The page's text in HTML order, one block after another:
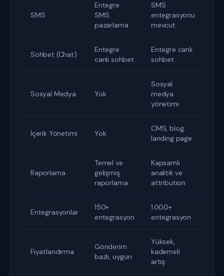
SMS
Entegre
SMS
pazarlama
SMS
entegrasyonu
mevcut
Sohbet (Chat)
Entegre
canlı sohbet
Entegre canlı
sohbet
Sosyal Medya Yok
Sosyal
medya
yönetimi
İçerik Yönetimi Yok
CMS, blog,
landing page
Raporlama
Temel ve
gelişmiş
raporlama
Kapsamlı
analitik ve
attribution
Entegrasyonlar
150+
entegrasyon
1.000+
entegrasyon
Fiyatlandırma
Gönderim
bazlı, uygun
Yüksek,
kademeli
artış